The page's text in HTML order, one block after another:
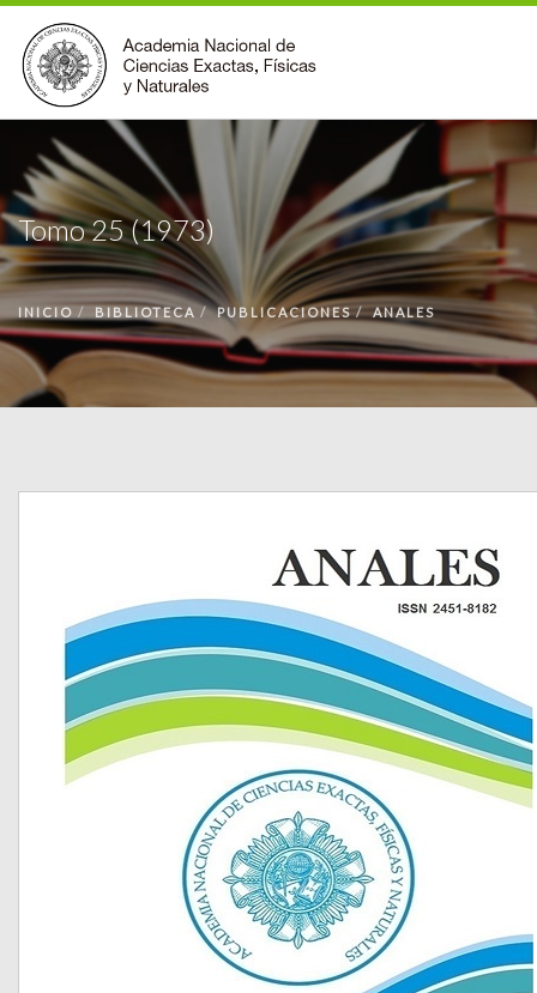
INSTITUCIONAL
ACCIONES
PREMIOS
BECAS
BIBLIOTECA
COMUNIDAD
VOLVER A LA PÁGINA INICIAL
Tomo 25 (1973)
INICIO BIBLIOTECA PUBLICACIONES ANALES